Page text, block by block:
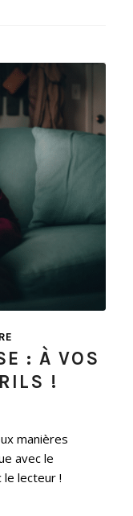
: À VOS
!
manières
avec le
lecteur !